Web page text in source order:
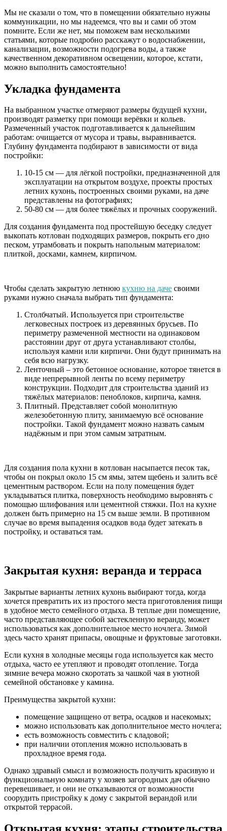
Мы не сказали о том, что в помещении обязательно нужны
коммуникации, но мы надеемся, что вы и сами об этом
помните. Если же нет, мы поможем вам несколькими
статьями, которые подробно расскажут о водоснабжении,
канализации, возможности подогрева воды, а также
качественном декоративном освещении, которое, кстати,
можно выполнить самостоятельно!
Укладка фундамента
На выбранном участке отмеряют размеры будущей кухни,
производят разметку при помощи верёвки и кольев.
Размеченный участок подготавливается к дальнейшим
работам: очищается от мусора и травы, выравнивается.
Глубину фундамента подбирают в зависимости от вида
постройки:
10-15 см — для лёгкой постройки, предназначенной для
эксплуатации на открытом воздухе, проекты простых
летних кухонь, построенных своими руками, на даче
представлены на фотографиях;
50-80 см — для более тяжёлых и прочных сооружений.
Для создания фундамента под простейшую беседку следует
выкопать котлован подходящих размеров, покрыть его дно
песком, утрамбовать и покрыть напольным материалом:
плиткой, досками, камнем, кирпичом.
Чтобы сделать закрытую летнюю кухню на даче своими
руками нужно сначала выбрать тип фундамента:
Столбчатый. Используется при строительстве
легковесных построек из деревянных брусьев. По
периметру размеченной местности на одинаковом
расстоянии друг от друга устанавливают столбы,
используя камни или кирпичи. Они будут принимать на
себя всю нагрузку.
Ленточный – это бетонное основание, которое тянется в
виде непрерывной ленты по всему периметру
конструкции. Подходит для строительства зданий из
тяжёлых материалов: пеноблоков, кирпича, камня.
Плитный. Представляет собой монолитную
железобетонную плиту, занимаемую всё основание
постройки. Такой фундамент можно назвать самым
надёжным и при этом самым затратным.
Для создания пола кухни в котлован насыпается песок так,
чтобы он покрыл около 15 см ямы, затем щебень и залить всё
цементным раствором. Если на полу помещения будет
укладываться плитка, поверхность необходимо выровнять с
помощью шлифования или цементной стяжки. Пол на кухне
должен быть примерно на 15 см выше земли. В противном
случае во время выпадения осадков вода будет затекать в
постройку, и оставаться там.
Закрытая кухня: веранда и терраса
Закрытые варианты летних кухонь выбирают тогда, когда
хочется превратить их из простого места приготовления пищи
в удобное место семейного отдыха. В теплые дни помещение,
часто представляющее собой застекленную веранду, может
использоваться как дополнительное место ночлега. Зимой
здесь часто хранят припасы, овощные и фруктовые заготовки.
Если кухня в холодные месяцы года используется как место
отдыха, часто ее утепляют и проводят отопление. Тогда
зимние вечера можно скоротать за чашкой чая в уютной
семейной обстановке у камина.
Преимущества закрытой кухни:
помещение защищено от ветра, осадков и насекомых;
можно использовать как дополнительное место ночлега;
есть возможность совместить с кладовой;
при наличии отопления можно использовать в
прохладное время года.
Однако здравый смысл и возможность получить красивую и
функциональную комнату у хозяев загородных дач обычно
перевешивает, и они не отказываются от возможности
соорудить пристройку к дому с закрытой верандой или
открытой террасой.